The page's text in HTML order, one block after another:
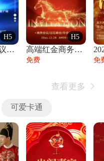
H5
高端商务会议招商加盟展会峰会论坛邀请函
H5
高端红金商务会议年会年终盛典答谢邀请函
免费 免
查看更多 
可爱卡通